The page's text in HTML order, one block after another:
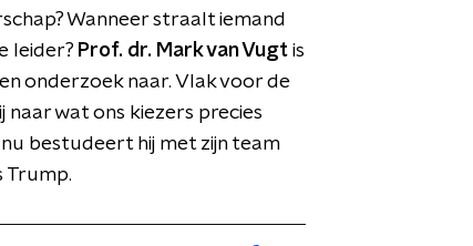
Wanneer straalt iemand
leider? Prof. dr. Mark van Vugt is
onderzoek naar. Vlak voor de
naar wat ons kiezers precies
bestudeert hij met zijn team
Trump.